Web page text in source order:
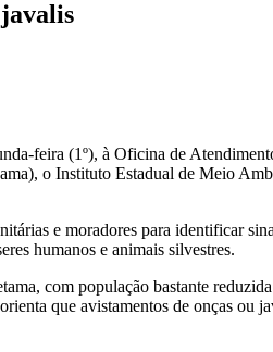
feira (1º), à Oficina de
o Instituto Estadual de Meio
e moradores para identificar
humanos e animais silvestres.
com população bastante
que avistamentos de onças ou